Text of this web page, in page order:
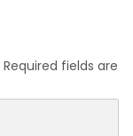
Required fields are